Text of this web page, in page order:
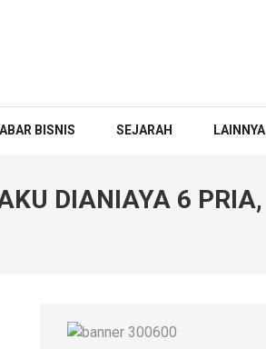
BISNIS SEJARAH LAINNYA
DIANIAYA 6 PRIA,